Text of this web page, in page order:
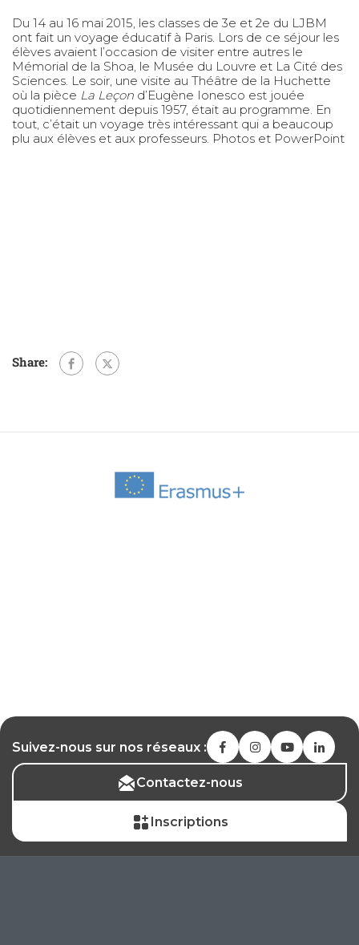
Du 14 au 16 mai 2015, les classes de 3e et 2e du LJBM
ont fait un voyage éducatif à Paris. Lors de ce séjour les
élèves avaient l’occasion de visiter entre autres le
Mémorial de la Shoa, le Musée du Louvre et La Cité des
Sciences. Le soir, une visite au Théâtre de la Huchette
où la pièce La Leçon d’Eugène Ionesco est jouée
quotidiennement depuis 1957, était au programme. En
tout, c’était un voyage très intéressant qui a beaucoup
plu aux élèves et aux professeurs. Photos et PowerPoint
Share:
Suivez-nous sur nos réseaux :
Contactez-nous
Inscriptions